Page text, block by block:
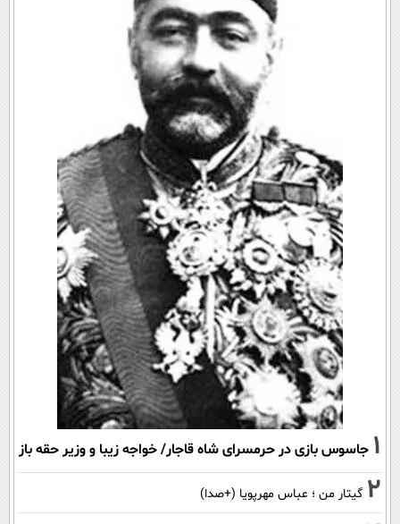
1 جاسوس بازی در حرمسرای شاه قاجار/ خواجه زیبا و وزیر حقه باز
2 گیتار من ؛ عباس مهرپویا (+صدا)